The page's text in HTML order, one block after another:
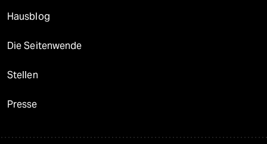
Hausblog
Die Seitenwende
Stellen
Presse